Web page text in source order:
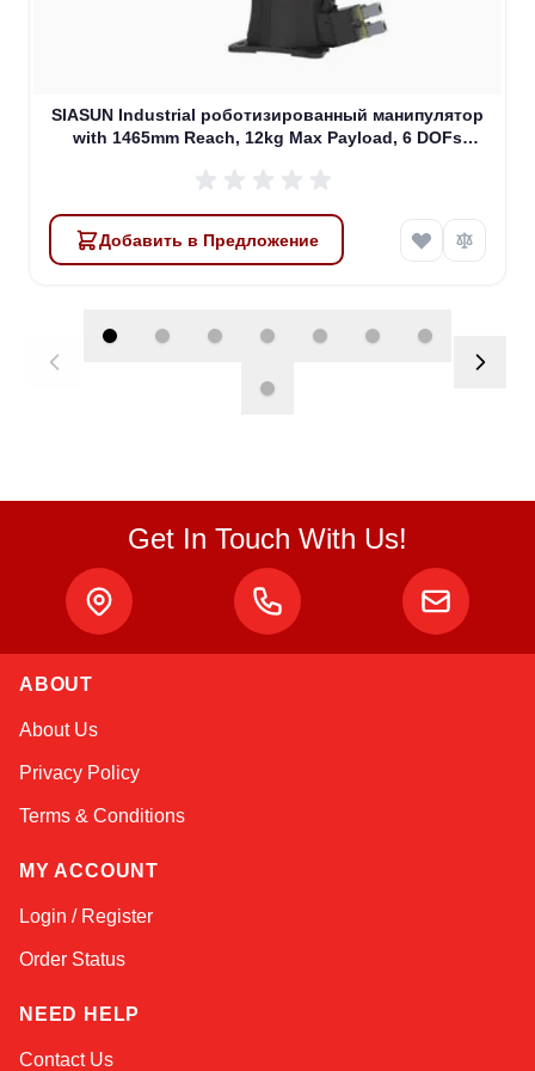
SIASUN Industrial роботизированный манипулятор
with 1465mm Reach, 12kg Max Payload, 6 DOFs
Добавить в Предложение
Get In Touch With Us!
ABOUT
About Us
Privacy Policy
Terms & Conditions
MY ACCOUNT
Login / Register
Order Status
NEED HELP
Contact Us